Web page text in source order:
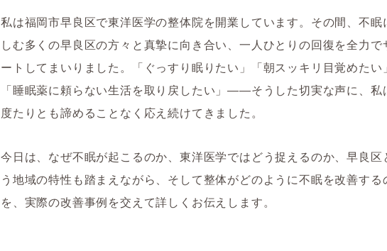
私は福岡市早良区で東洋医学の整体院を開業しています。その間、不眠
しむ多くの早良区の方々と真摯に向き合い、一人ひとりの回復を全力で
ートしてまいりました。「ぐっすり眠りたい」「朝スッキリ目覚めたい」
「睡眠薬に頼らない生活を取り戻したい」――そうした切実な声に、私
度たりとも諦めることなく応え続けてきました。
今日は、なぜ不眠が起こるのか、東洋医学ではどう捉えるのか、早良区
う地域の特性も踏まえながら、そして整体がどのように不眠を改善する
を、実際の改善事例を交えて詳しくお伝えします。